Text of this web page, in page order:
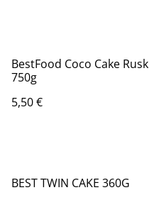
BestFood Coco Cake Rusk
750g
5,50 €
BEST TWIN CAKE 360G